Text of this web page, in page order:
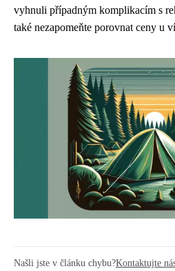
vyhnuli případným komplikacím s
také nezapomeňte porovnat ceny u
Našli jste v článku chybu?Kontaktujte